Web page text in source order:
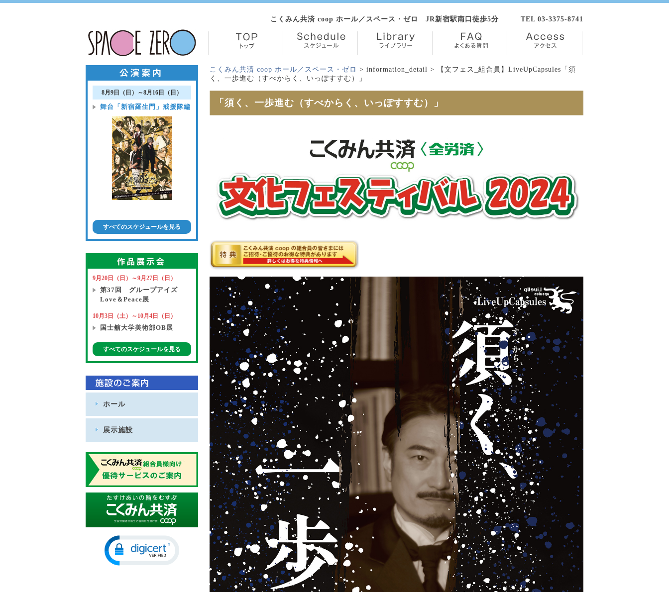
こくみん共済 coop ホール／スペース・ゼロ JR新宿駅南口徒歩5分 TEL 03-3375-8741
こくみん共済 coop ホール／スペース・ゼロ > information_detail > 【文フェス_組合員】LiveUpCapsules「須
く、一歩進む（すべからく、いっぽすすむ）」
「須く、一歩進む（すべからく、いっぽすすむ）」
8月9日（日）～8月16日（日）
舞台「新宿羅生門」戒援隊編
すべてのスケジュールを見る
9月20日（日）～9月27日（日）
第37回 グループアイズ
Love＆Peace展
10月3日（土）～10月4日（日）
国士舘大学美術部OB展
すべてのスケジュールを見る
ホール
展示施設